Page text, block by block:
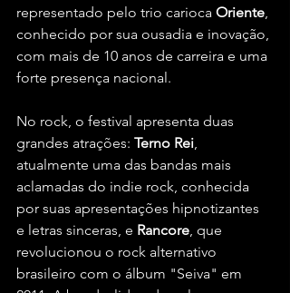
representado pelo trio carioca Oriente,
conhecido por sua ousadia e inovação,
com mais de 10 anos de carreira e uma
forte presença nacional.
No rock, o festival apresenta duas
grandes atrações: Terno Rei,
atualmente uma das bandas mais
aclamadas do indie rock, conhecida
por suas apresentações hipnotizantes
e letras sinceras, e Rancore, que
revolucionou o rock alternativo
brasileiro com o álbum "Seiva" em